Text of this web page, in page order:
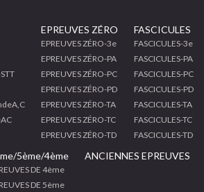
EPREUVES ZÉRO
EPREUVES ZÉRO-3e
EPREUVES ZÉRO-PA
EPREUVES ZÉRO-PC
EPREUVES ZÉRO-PD
EPREUVES ZÉRO-TA
EPREUVES ZÉRO-TC
EPREUVES ZÉRO-TD
FASCICULES
FASCICULES-3e
FASCICULES-PA
FASCICULES-PC
FASCICULES-PD
FASCICULES-TA
FASCICULES-TC
FASCICULES-TD
5ème/4ème
DE 4ème
DE 5ème
ANCIENNES EPREUVES